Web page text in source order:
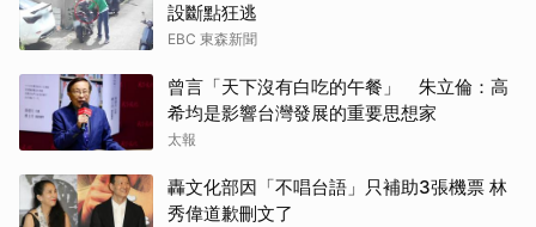
設斷點狂逃
EBC 東森新聞
曾言「天下沒有白吃的午餐」 朱立倫：高
希均是影響台灣發展的重要思想家
太報
轟文化部因「不唱台語」只補助3張機票 林
秀偉道歉刪文了